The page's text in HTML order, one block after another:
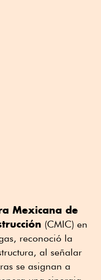
Mexicana de
(CMIC) en
reconoció la
al señalar
se asignan a